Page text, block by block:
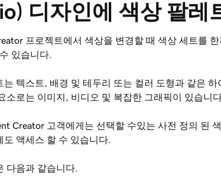
디자인에 색상 팔레
프로젝트에서 색상을 변경할 때 색상 세트를
있습니다.
는 텍스트, 배경 및 테두리 또는 컬러 도형과 같은
소로는 이미지, 비디오 및 복잡한 그래픽이 있습니다
Creator 고객에게는 선택할 수있는 사전 정의 된
도 액세스 할 수 있습니다.
다음과 같습니다.